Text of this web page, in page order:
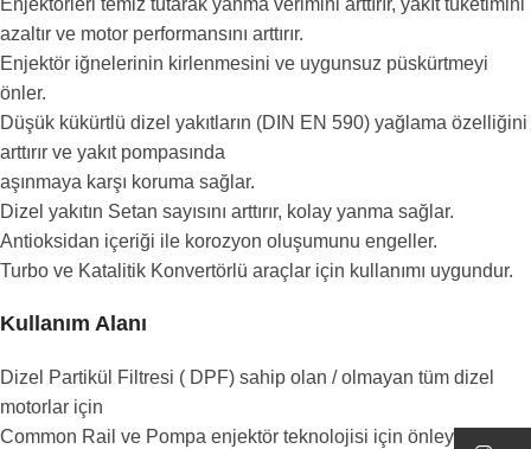
Enjektörleri temiz tutarak yanma verimini arttırır, yakıt tüketimini
azaltır ve motor performansını arttırır.
Enjektör iğnelerinin kirlenmesini ve uygunsuz püskürtmeyi
önler.
Düşük kükürtlü dizel yakıtların (DIN EN 590) yağlama özelliğini
arttırır ve yakıt pompasında
aşınmaya karşı koruma sağlar.
Dizel yakıtın Setan sayısını arttırır, kolay yanma sağlar.
Antioksidan içeriği ile korozyon oluşumunu engeller.
Turbo ve Katalitik Konvertörlü araçlar için kullanımı uygundur.
Kullanım Alanı
Dizel Partikül Filtresi ( DPF) sahip olan / olmayan tüm dizel
motorlar için
Common Rail ve Pompa enjektör teknolojisi için önleyici olarak